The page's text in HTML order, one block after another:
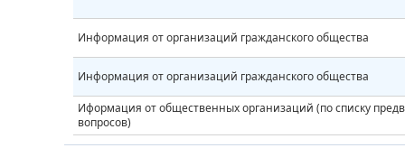
Информация от организаций гражданского общества
Информация от организаций гражданского общества
Иформация от общественных организаций (по списку
вопросов)